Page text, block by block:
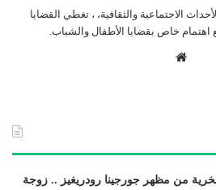
الاجتماعية والثقافية، ، تغطي القضايا
مع اهتمام خاص بقضايا الأطفال والشباب.
من مظهر جورجينا رودريغيز .. زوجة